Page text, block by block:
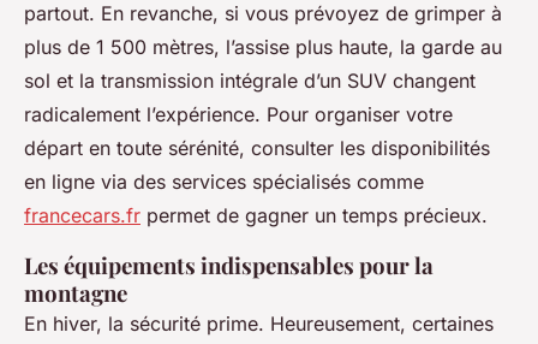
partout. En revanche, si vous prévoyez de grimper à
plus de 1 500 mètres, l’assise plus haute, la garde au
sol et la transmission intégrale d’un SUV changent
radicalement l’expérience. Pour organiser votre
départ en toute sérénité, consulter les disponibilités
en ligne via des services spécialisés comme
francecars.fr permet de gagner un temps précieux.
Les équipements indispensables pour la
montagne
En hiver, la sécurité prime. Heureusement, certaines